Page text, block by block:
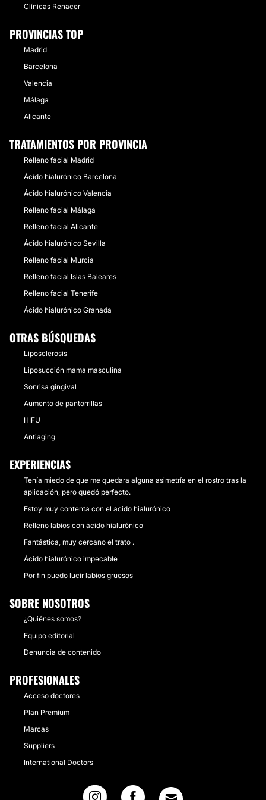
Clínicas Renacer
PROVINCIAS TOP
Madrid
Barcelona
Valencia
Málaga
Alicante
TRATAMIENTOS POR PROVINCIA
Relleno facial Madrid
Ácido hialurónico Barcelona
Ácido hialurónico Valencia
Relleno facial Málaga
Relleno facial Alicante
Ácido hialurónico Sevilla
Relleno facial Murcia
Relleno facial Islas Baleares
Relleno facial Tenerife
Ácido hialurónico Granada
OTRAS BÚSQUEDAS
Liposclerosis
Liposucción mama masculina
Sonrisa gingival
Aumento de pantorrillas
HIFU
Antiaging
EXPERIENCIAS
Tenía miedo de que me quedara alguna asimetría en el rostro tras la
aplicación, pero quedó perfecto.
Estoy muy contenta con el acido hialurónico
Relleno labios con ácido hialurónico
Fantástica, muy cercano el trato .
Ácido hialurónico impecable
Por fin puedo lucir labios gruesos
SOBRE NOSOTROS
¿Quiénes somos?
Equipo editorial
Denuncia de contenido
PROFESIONALES
Acceso doctores
Plan Premium
Marcas
Suppliers
International Doctors